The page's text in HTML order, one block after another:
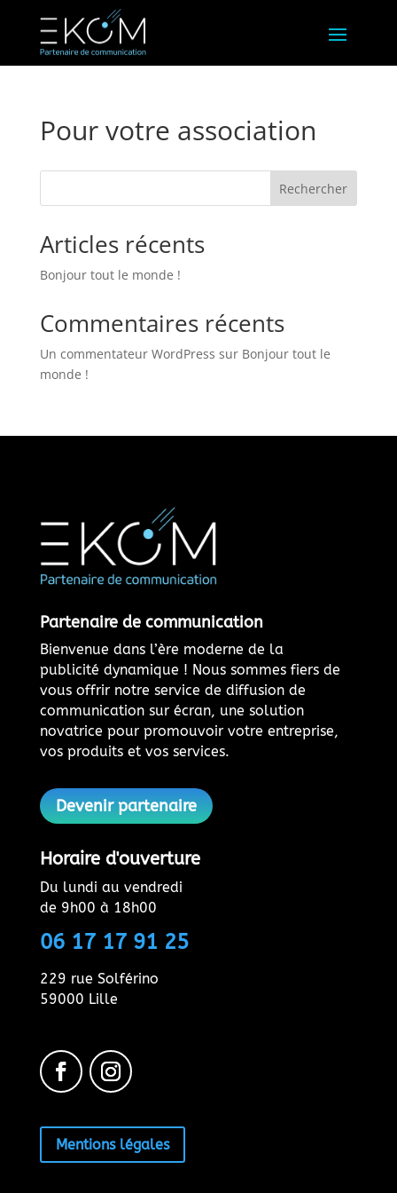
Pour votre association
Rechercher
Articles récents
Bonjour tout le monde !
Commentaires récents
Un commentateur WordPress sur Bonjour tout le
monde !
Partenaire de communication
Bienvenue dans l’ère moderne de la
publicité dynamique ! Nous sommes fiers de
vous offrir notre service de diffusion de
communication sur écran, une solution
novatrice pour promouvoir votre entreprise,
vos produits et vos services.
Devenir partenaire
Horaire d'ouverture
Du lundi au vendredi
de 9h00 à 18h00
06 17 17 91 25
229 rue Solférino
59000 Lille
Mentions légales